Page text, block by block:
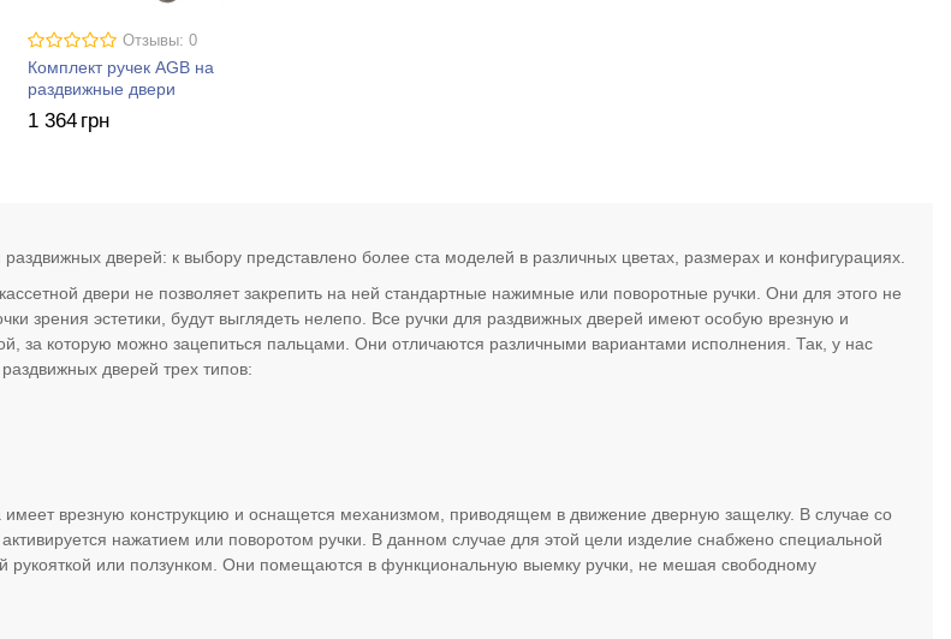
Отзывы: 0
Комплект ручек AGB на
раздвижные двери
1 364 грн
дверей: к выбору представлено более ста моделей в различных цветах, размерах и конфигурациях.
двери не позволяет закрепить на ней стандартные нажимные или поворотные ручки. Они для этого не
зрения эстетики, будут выглядеть нелепо. Все ручки для раздвижных дверей имеют особую врезную и
за которую можно зацепиться пальцами. Они отличаются различными вариантами исполнения. Так, у нас
дверей трех типов:
имеет врезную конструкцию и оснащется механизмом, приводящем в движение дверную защелку. В случае со
нажатием или поворотом ручки. В данном случае для этой цели изделие снабжено специальной
рукояткой или ползунком. Они помещаются в функциональную выемку ручки, не мешая свободному